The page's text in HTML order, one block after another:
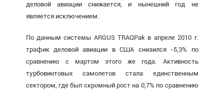
деловой авиации снижается, и нынешний год не
является исключением.
По данным системы ARGUS TRAQPak в апреле 2010 г.
трафик деловой авиации в США снизился -5,3% по
сравнению с мартом этого же года. Активность
турбовинтовых самолетов стала единственным
сектором, где был скромный рост на 0,7% по сравнению